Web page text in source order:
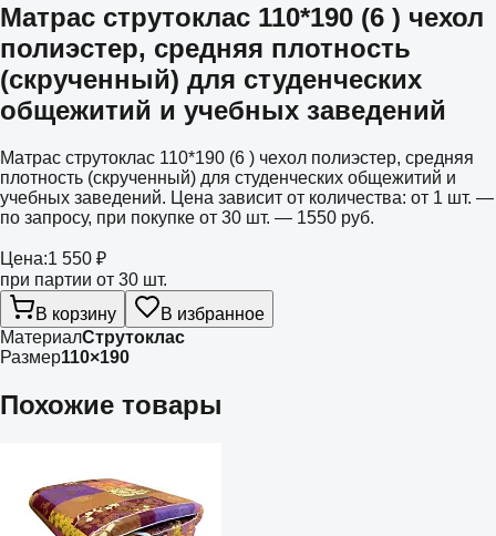
Матрас струтоклас 110*190 (6 ) чехол
полиэстер, средняя плотность
(скрученный) для студенческих
общежитий и учебных заведений
Матрас струтоклас 110*190 (6 ) чехол полиэстер, средняя
плотность (скрученный) для студенческих общежитий и
учебных заведений. Цена зависит от количества: от 1 шт. —
по запросу, при покупке от 30 шт. — 1550 руб.
Цена:1 550 ₽
при партии от 30 шт.
В корзину
В избранное
МатериалСтрутоклас
Размер110×190
Похожие товары